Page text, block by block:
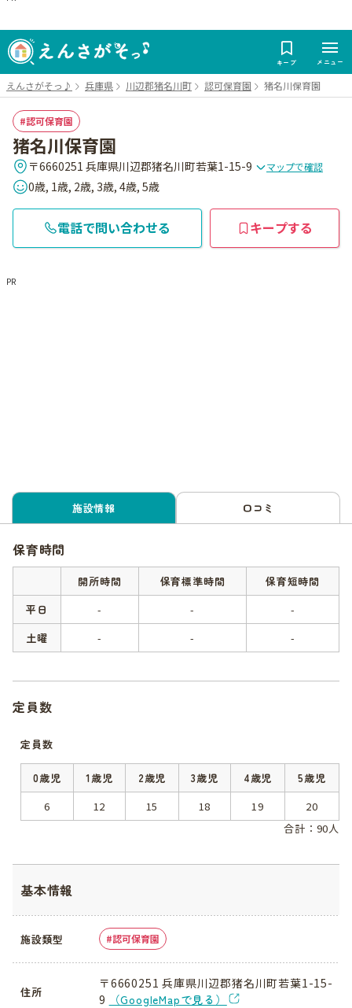
キープ メニュー
えんさがそっ♪ 兵庫県 川辺郡猪名川町 認可保育園 猪名川保育園
認可保育園
猪名川保育園
〒6660251 兵庫県川辺郡猪名川町若葉1-15-9 マップで確認
0歳, 1歳, 2歳, 3歳, 4歳, 5歳
電話で問い合わせる キープする
PR
施設情報 口コミ
保育時間
開所時間 保育標準時間
保育短時間
平日
- -
-
土曜
- - -
定員数
定員数
0歳児 1歳児 2歳児 3歳児 4歳児
5歳児
6
12 15 18 19
20
合計：90人
基本情報
施設類型 認可保育園
住所
〒6660251 兵庫県川辺郡猪名川町若葉1-15-
9
（GoogleMapで見る）